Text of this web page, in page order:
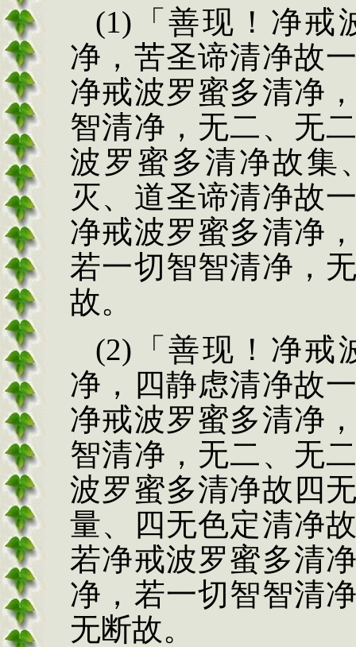
(1) 「善现！净戒
净，苦圣谛清净故
净戒波罗蜜多清净
智清净，无二、无
波罗蜜多清净故集
灭、道圣谛清净故
净戒波罗蜜多清净
若一切智智清净，
故。
(2) 「善现！净
净，四静虑清净故
净戒波罗蜜多清净
智清净，无二、无
波罗蜜多清净故四
量、四无色定清净
若净戒波罗蜜多清
净，若一切智智清
无断故。